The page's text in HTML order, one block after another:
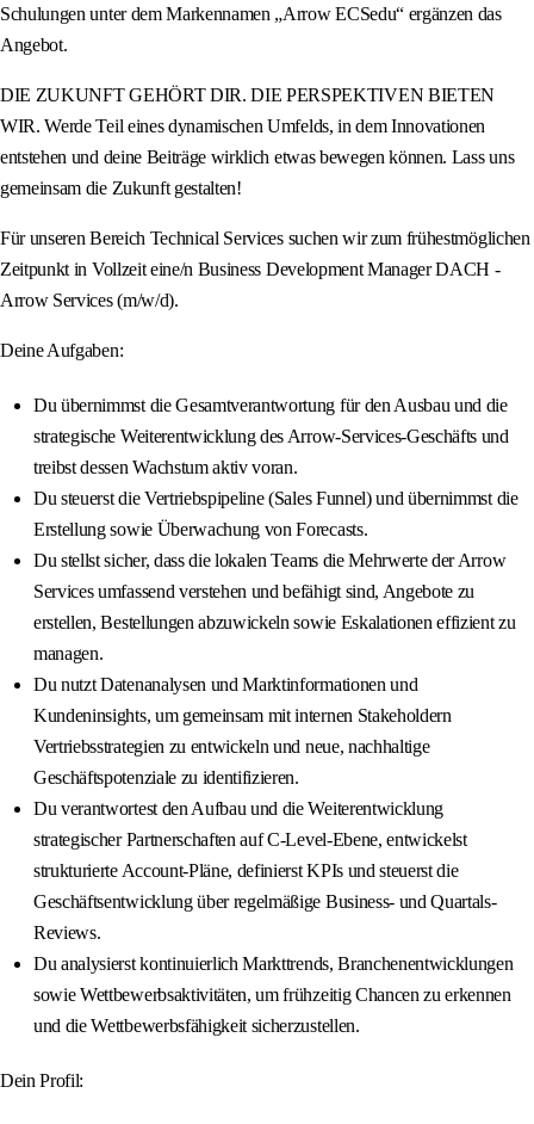
Schulungen unter dem Markennamen „Arrow ECSedu“ ergänzen das
Angebot.
DIE ZUKUNFT GEHÖRT DIR. DIE PERSPEKTIVEN BIETEN
WIR. Werde Teil eines dynamischen Umfelds, in dem Innovationen
entstehen und deine Beiträge wirklich etwas bewegen können. Lass uns
gemeinsam die Zukunft gestalten!
Für unseren Bereich Technical Services suchen wir zum frühestmöglichen
Zeitpunkt in Vollzeit eine/n Business Development Manager DACH -
Arrow Services (m/w/d).
Deine Aufgaben:
Du übernimmst die Gesamtverantwortung für den Ausbau und die
strategische Weiterentwicklung des Arrow-Services-Geschäfts und
treibst dessen Wachstum aktiv voran.
Du steuerst die Vertriebspipeline (Sales Funnel) und übernimmst die
Erstellung sowie Überwachung von Forecasts.
Du stellst sicher, dass die lokalen Teams die Mehrwerte der Arrow
Services umfassend verstehen und befähigt sind, Angebote zu
erstellen, Bestellungen abzuwickeln sowie Eskalationen effizient zu
managen.
Du nutzt Datenanalysen und Marktinformationen und
Kundeninsights, um gemeinsam mit internen Stakeholdern
Vertriebsstrategien zu entwickeln und neue, nachhaltige
Geschäftspotenziale zu identifizieren.
Du verantwortest den Aufbau und die Weiterentwicklung
strategischer Partnerschaften auf C-Level-Ebene, entwickelst
strukturierte Account-Pläne, definierst KPIs und steuerst die
Geschäftsentwicklung über regelmäßige Business- und Quartals-
Reviews.
Du analysierst kontinuierlich Markttrends, Branchenentwicklungen
sowie Wettbewerbsaktivitäten, um frühzeitig Chancen zu erkennen
und die Wettbewerbsfähigkeit sicherzustellen.
Dein Profil: